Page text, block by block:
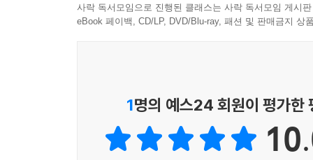
사락 독서모임으로 진행된 클래스는 사락 독서모임 게시
eBook 페이백, CD/LP, DVD/Blu-ray, 패션 및 판매금지 상
1명의 예스24 회원이 평가한